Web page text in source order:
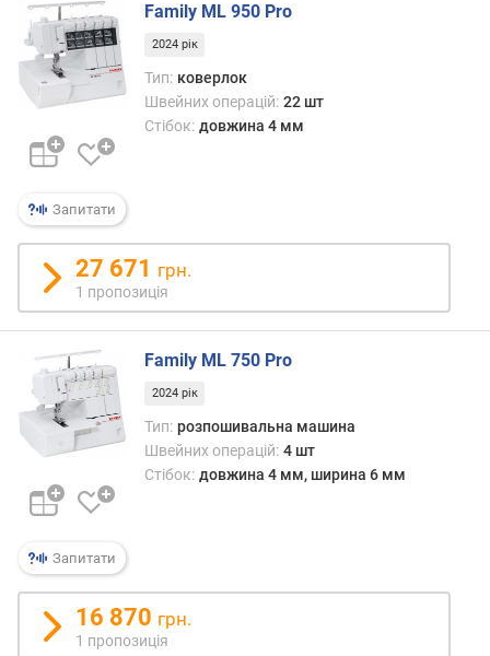
з
а
п
у
л
р
н
с
в
д
д
е
ш
е
и
х
д
о
д
Запитати
Family ML 950 Pro
2024 рік
Тип: коверлок
Швейних операцій: 22 шт
Стібок: довжина 4 мм
27 671 грн.
1 пропозиція
Запитати
Family ML 750 Pro
2024 рік
Тип: розпошивальна машина
Швейних операцій: 4 шт
Стібок: довжина 4 мм, ширина 6 мм
16 870 грн.
1 пропозиція